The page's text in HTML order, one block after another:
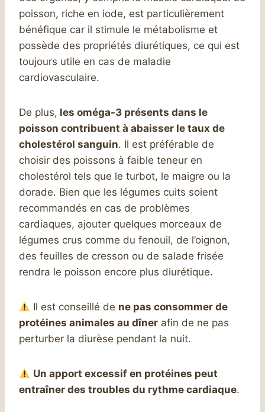
poisson, riche en iode, est particulièrement
bénéfique car il stimule le métabolisme et
possède des propriétés diurétiques, ce qui est
toujours utile en cas de maladie
cardiovasculaire.
De plus, les oméga-3 présents dans le
poisson contribuent à abaisser le taux de
cholestérol sanguin. Il est préférable de
choisir des poissons à faible teneur en
cholestérol tels que le turbot, le maigre ou la
dorade. Bien que les légumes cuits soient
recommandés en cas de problèmes
cardiaques, ajouter quelques morceaux de
légumes crus comme du fenouil, de l’oignon,
des feuilles de cresson ou de salade frisée
rendra le poisson encore plus diurétique.
Il est conseillé de ne pas consommer de
protéines animales au dîner afin de ne pas
perturber la diurèse pendant la nuit.
Un apport excessif en protéines peut
entraîner des troubles du rythme cardiaque.